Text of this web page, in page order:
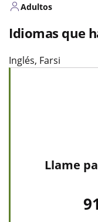
Adultos
Idiomas que
Inglés, Farsi
Llame